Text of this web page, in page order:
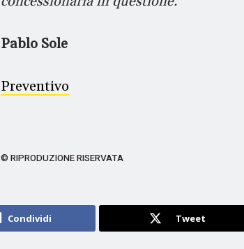
Pablo Sole
Preventivo
© RIPRODUZIONE RISERVATA
Condividi Tweet